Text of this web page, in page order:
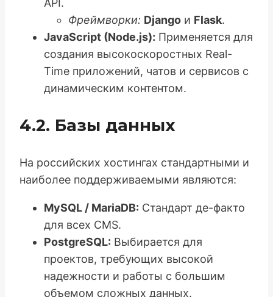
API.
Фреймворки: Django и Flask.
JavaScript (Node.js): Применяется для
создания высокоскоростных Real-
Time приложений, чатов и сервисов с
динамическим контентом.
4.2. Базы данных
На российских хостингах стандартными и
наиболее поддерживаемыми являются:
MySQL / MariaDB: Стандарт де-факто
для всех CMS.
PostgreSQL: Выбирается для
проектов, требующих высокой
надежности и работы с большим
объемом сложных данных.